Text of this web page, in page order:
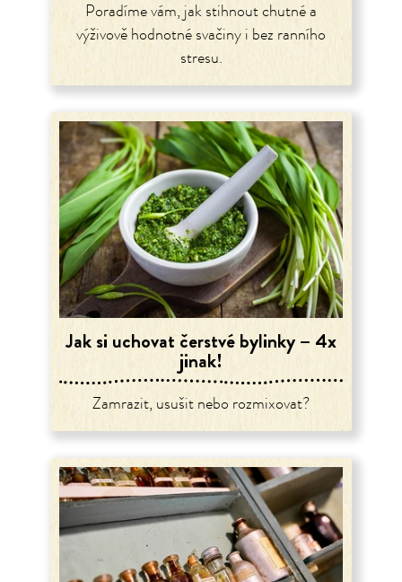
Poradíme vám, jak stihnout chutné a
výživově hodnotné svačiny i bez ranního
stresu.
Jak si uchovat čerstvé bylinky – 4x
jinak!
Zamrazit, usušit nebo rozmixovat?